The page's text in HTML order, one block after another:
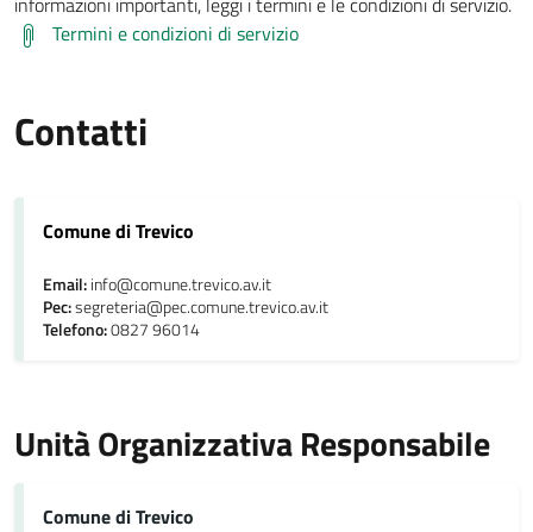
Termini e condizioni di servizio
Contatti
Comune di Trevico
Email:info@comune.trevico.av.it
Pec:segreteria@pec.comune.trevico.av.it
Telefono:0827 96014
Unità Organizzativa Responsabile
Comune di Trevico